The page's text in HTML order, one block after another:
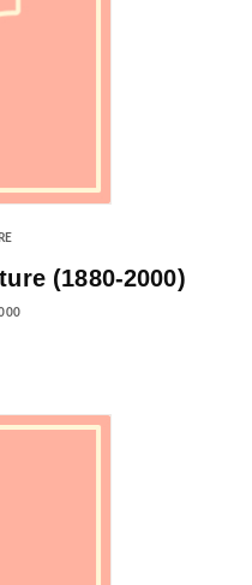
(1880-2000)